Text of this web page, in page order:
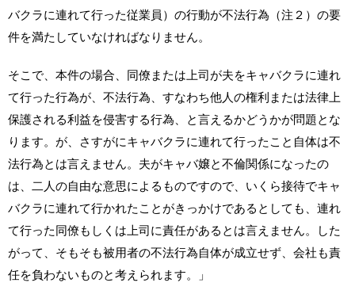
バクラに連れて行った従業員）の行動が不法行為（注２）の要
件を満たしていなければなりません。
そこで、本件の場合、同僚または上司が夫をキャバクラに連れ
て行った行為が、不法行為、すなわち他人の権利または法律上
保護される利益を侵害する行為、と言えるかどうかが問題とな
ります。が、さすがにキャバクラに連れて行ったこと自体は不
法行為とは言えません。夫がキャバ嬢と不倫関係になったの
は、二人の自由な意思によるものですので、いくら接待でキャ
バクラに連れて行かれたことがきっかけであるとしても、連れ
て行った同僚もしくは上司に責任があるとは言えません。した
がって、そもそも被用者の不法行為自体が成立せず、会社も責
任を負わないものと考えられます。」